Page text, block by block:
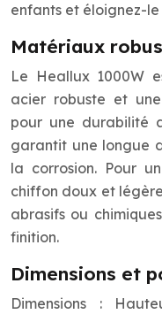
enfants et éloignez-
Matériaux
Le Heallux 1000W
acier robuste et
pour une durabilité
garantit une longue
la corrosion. Pour
chiffon doux et
abrasifs ou
finition.
Dimensions et
Dimensions :